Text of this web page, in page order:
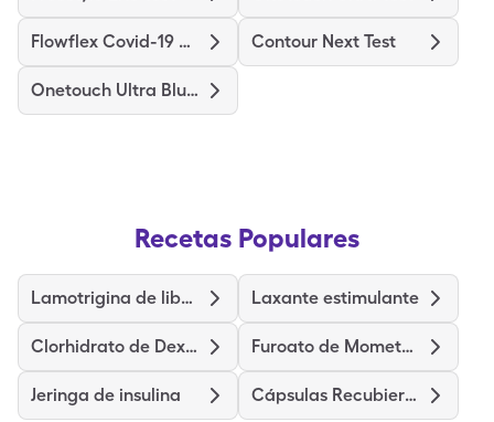
Flowflex Covid-19 Ag Home Test Contour Next Test
Onetouch Ultra Blue Test
Recetas Populares
Lamotrigina de liberación prolongada Laxante estimulante
Clorhidrato de Dexmetilfenidato de liberación prolongada Furoato de Mometasona
Jeringa de insulina Cápsulas Recubiertas de Clorhidrato de Diltiazem (liberación prolongada)